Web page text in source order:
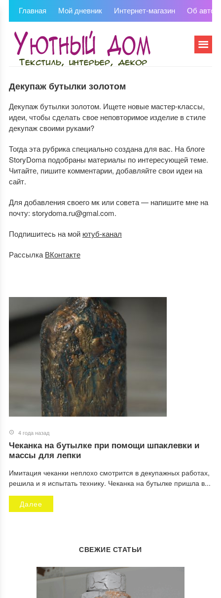
Главная Мой дневник Интернет-магазин Об
Декупаж бутылки золотом
Декупаж бутылки золотом. Ищете новые мастер-классы,
идеи, чтобы сделать свое неповторимое изделие в стиле
декупаж своими руками?
Тогда эта рубрика специально создана для вас. На блоге
StoryDoma подобраны материалы по интересующей теме.
Читайте, пишите комментарии, добавляйте свои идеи на
сайт.
Для добавления своего мк или совета — напишите мне на
почту: storydoma.ru@gmal.com.
Подпишитесь на мой ютуб-канал
Рассылка ВКонтакте
4 года назад
Чеканка на бутылке при помощи шпаклевки и
массы для лепки
Имитация чеканки неплохо смотрится в декупажных работах,
решила и я испытать технику. Чеканка на бутылке пришла в...
Далее
СВЕЖИЕ СТАТЬИ